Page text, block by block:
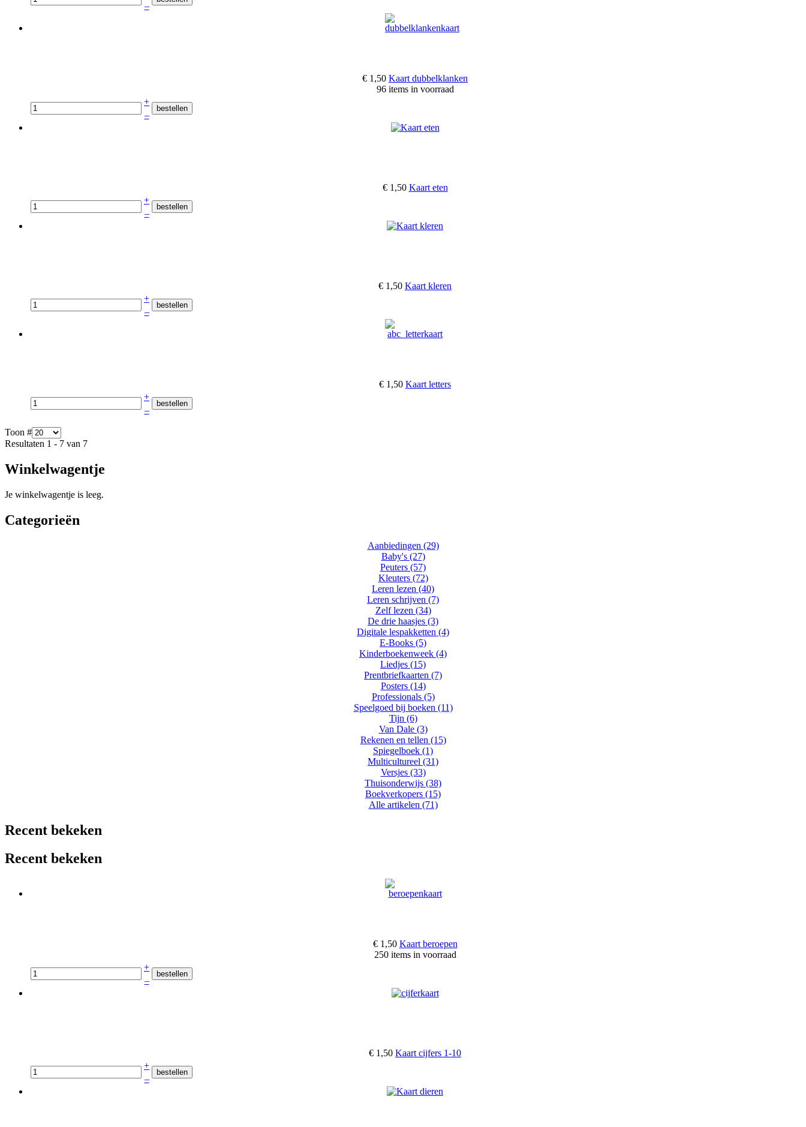
–
€ 1,50 Kaart dubbelklanken
96 items in voorraad
+
–
€ 1,50 Kaart eten
+
–
€ 1,50 Kaart kleren
+
–
€ 1,50 Kaart letters
+
–
Toon #
Resultaten 1 - 7 van 7
Winkelwagentje
Je winkelwagentje is leeg.
Categorieën
Aanbiedingen (29)
Baby's (27)
Peuters (57)
Kleuters (72)
Leren lezen (40)
Leren schrijven (7)
Zelf lezen (34)
De drie haasjes (3)
Digitale lespakketten (4)
E-Books (5)
Kinderboekenweek (4)
Liedjes (15)
Prentbriefkaarten (7)
Posters (14)
Professionals (5)
Speelgoed bij boeken (11)
Tijn (6)
Van Dale (3)
Rekenen en tellen (15)
Spiegelboek (1)
Multicultureel (31)
Versjes (33)
Thuisonderwijs (38)
Boekverkopers (15)
Alle artikelen (71)
Recent bekeken
Recent bekeken
€ 1,50 Kaart beroepen
250 items in voorraad
+
–
€ 1,50 Kaart cijfers 1-10
+
–